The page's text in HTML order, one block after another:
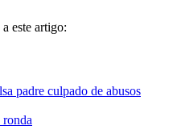
este artigo:
padre culpado de abusos